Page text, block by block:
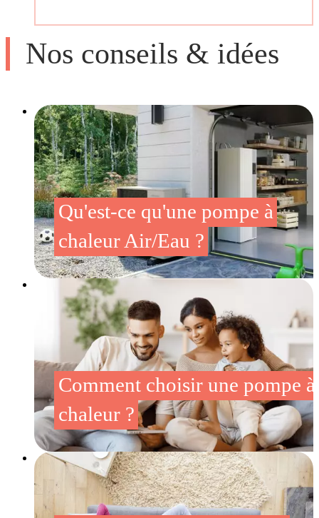
Nos conseils & idées
Qu'est-ce qu'une pompe à
chaleur Air/Eau ?
Comment choisir une pompe à
chaleur ?